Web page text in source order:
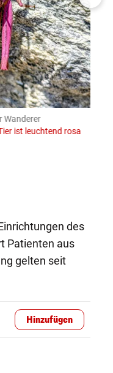
Wanderer
ist leuchtend rosa
des
Patienten aus
gelten seit
Hinzufügen